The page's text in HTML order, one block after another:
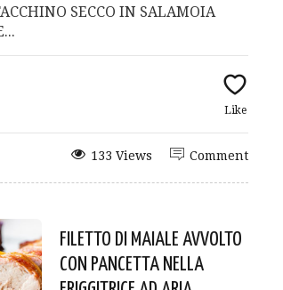
SECCO IN SALAMOIA
Like
Comment
133 Views
FILETTO DI MAIALE AVVOLTO
CON PANCETTA NELLA